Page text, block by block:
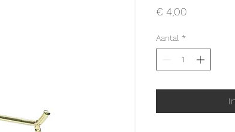
€ 4,00Prijs
Aantal *